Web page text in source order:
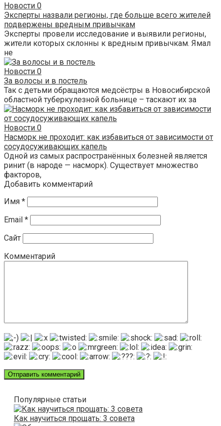
Новости 0
Эксперты назвали регионы, где больше всего жителей
подвержены вредным привычкам
Эксперты провели исследование и выявили регионы,
жители которых склонны к вредным привычкам. Ямал
не
Новости 0
За волосы и в постель
Так с детьми обращаются медсёстры в Новосибирской
областной туберкулезной больнице – таскают их за
Новости 0
Насморк не проходит: как избавиться от зависимости от
сосудосуживающих капель
Одной из самых распространённых болезней является
ринит (в народе — насморк). Существует множество
факторов,
Добавить комментарий
Имя *
Email *
Сайт
Комментарий
Популярные статьи
Как научиться прощать: 3 совета